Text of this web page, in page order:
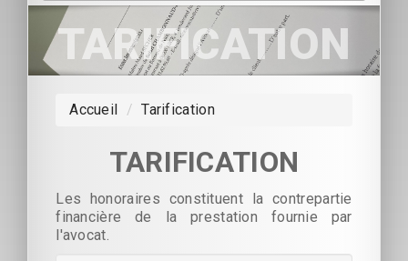
Accueil
Le Cabinet
Coordonnées & Contact
TARIFICATION
Accueil / Tarification
TARIFICATION
Les honoraires constituent la contrepartie
financière de la prestation fournie par
l'avocat.